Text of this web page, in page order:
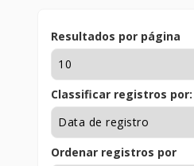
Resultados por página
Classificar registros por:
Ordenar registros por